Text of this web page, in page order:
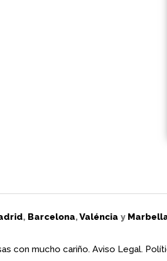
, Barcelona,Valéncia y
con mucho cariño. Aviso Legal.